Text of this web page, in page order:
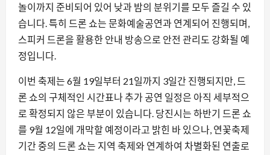
놀이까지 준비되어 있어 낮과 밤의 분위기를 모두 즐길 수 있
습니다. 특히 드론 쇼는 문화예술공연과 연계되어 진행되며,
스피커 드론을 활용한 안내 방송으로 안전 관리도 강화될 예
정입니다.
이번 축제는 6월 19일부터 21일까지 3일간 진행되지만, 드
론 쇼의 구체적인 시간표나 추가 공연 일정은 아직 세부적으
로 확정되지 않은 부분이 있습니다. 당진시는 하반기 드론 쇼
를 9월 12일에 개막할 예정이라고 밝힌 바 있으나, 연꽃축제
기간 중의 드론 쇼는 지역 축제와 연계하여 차별화된 연출로